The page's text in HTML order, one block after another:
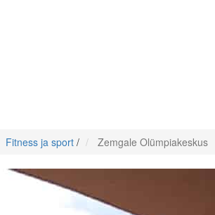
Fitness ja sport / Zemgale Olümpiakeskus